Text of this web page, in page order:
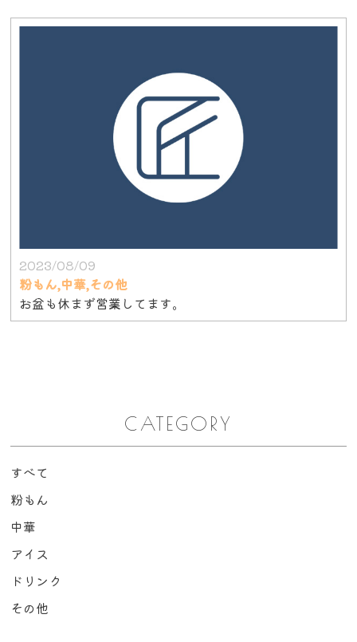
2023/08/09
粉もん,中華,その他
お盆も休まず営業してます。
CATEGORY
すべて
粉もん
中華
アイス
ドリンク
その他